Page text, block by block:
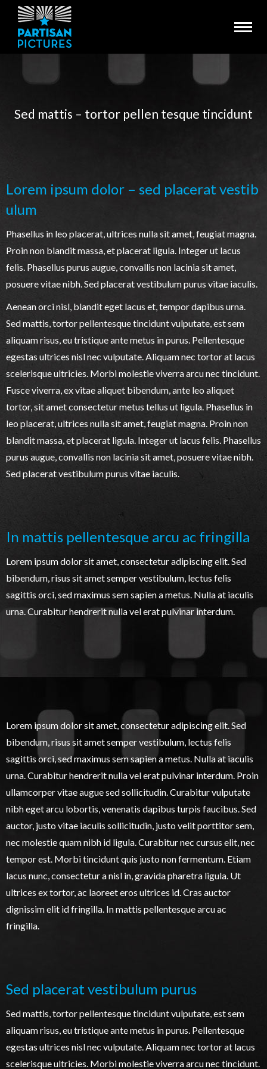
Sed mattis – tortor pellen tesque tincidunt
Lorem ipsum dolor – sed placerat vestib
ulum
Phasellus in leo placerat, ultrices nulla sit amet, feugiat magna.
Proin non blandit massa, et placerat ligula. Integer ut lacus
felis. Phasellus purus augue, convallis non lacinia sit amet,
posuere vitae nibh. Sed placerat vestibulum purus vitae iaculis.
Aenean orci nisl, blandit eget lacus et, tempor dapibus urna.
Sed mattis, tortor pellentesque tincidunt vulputate, est sem
aliquam risus, eu tristique ante metus in purus. Pellentesque
egestas ultrices nisl nec vulputate. Aliquam nec tortor at lacus
scelerisque ultricies. Morbi molestie viverra arcu nec tincidunt.
Fusce viverra, ex vitae aliquet bibendum, ante leo aliquet
tortor, sit amet consectetur metus tellus ut ligula. Phasellus in
leo placerat, ultrices nulla sit amet, feugiat magna. Proin non
blandit massa, et placerat ligula. Integer ut lacus felis. Phasellus
purus augue, convallis non lacinia sit amet, posuere vitae nibh.
Sed placerat vestibulum purus vitae iaculis.
In mattis pellentesque arcu ac fringilla
Lorem ipsum dolor sit amet, consectetur adipiscing elit. Sed
bibendum, risus sit amet semper vestibulum, lectus felis
sagittis orci, sed maximus sem sapien a metus. Nulla at iaculis
urna. Curabitur hendrerit nulla vel erat pulvinar interdum.
Lorem ipsum dolor sit amet, consectetur adipiscing elit. Sed
bibendum, risus sit amet semper vestibulum, lectus felis
sagittis orci, sed maximus sem sapien a metus. Nulla at iaculis
urna. Curabitur hendrerit nulla vel erat pulvinar interdum. Proin
ullamcorper vitae augue sed sollicitudin. Curabitur vulputate
nibh eget arcu lobortis, venenatis dapibus turpis faucibus. Sed
auctor, justo vitae iaculis sollicitudin, justo velit porttitor sem,
nec molestie quam nibh id ligula. Curabitur nec cursus elit, nec
tempor est. Morbi tincidunt quis justo non fermentum. Etiam
lacus nunc, consectetur a nisl in, gravida pharetra ligula. Ut
ultrices ex tortor, ac laoreet eros ultrices id. Cras auctor
dignissim elit id fringilla. In mattis pellentesque arcu ac
fringilla.
Sed placerat vestibulum purus
Sed mattis, tortor pellentesque tincidunt vulputate, est sem
aliquam risus, eu tristique ante metus in purus. Pellentesque
egestas ultrices nisl nec vulputate. Aliquam nec tortor at lacus
scelerisque ultricies. Morbi molestie viverra arcu nec tincidunt.